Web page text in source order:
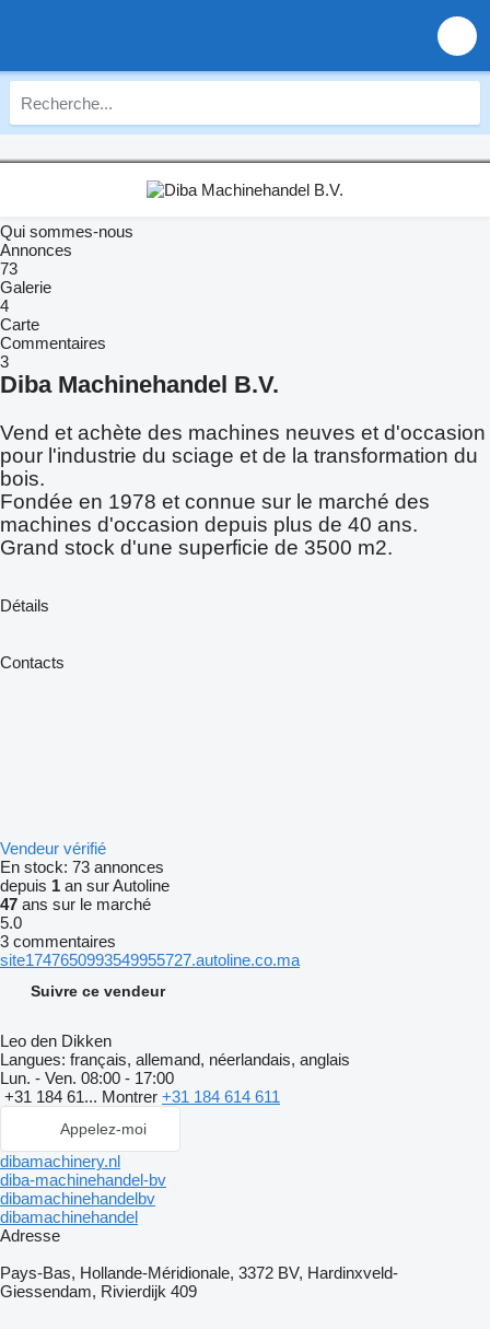
Qui sommes-nous
Annonces
73
Galerie
4
Carte
Commentaires
3
Diba Machinehandel B.V.
Vend et achète des machines neuves et d'occasion
pour l'industrie du sciage et de la transformation du
bois.
Fondée en 1978 et connue sur le marché des
machines d'occasion depuis plus de 40 ans.
Grand stock d'une superficie de 3500 m2.
Détails
Contacts
Vendeur vérifié
En stock: 73 annonces
depuis 1 an sur Autoline
47 ans sur le marché
5.0
3 commentaires
site1747650993549955727.autoline.co.ma
Suivre ce vendeur
Leo den Dikken
Langues: français, allemand, néerlandais, anglais
Lun. - Ven. 08:00 - 17:00
+31 184 61... Montrer +31 184 614 611
Appelez-moi
dibamachinery.nl
diba-machinehandel-bv
dibamachinehandelbv
dibamachinehandel
Adresse
Pays-Bas, Hollande-Méridionale, 3372 BV, Hardinxveld-
Giessendam, Rivierdijk 409